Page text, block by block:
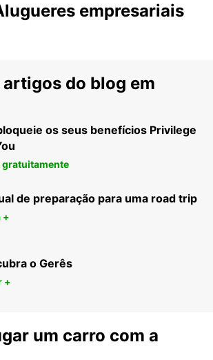
empresariais
artigos do blog em
os seus benefícios Privilege
gratuitamente
de preparação para uma road trip
+
o Gerês
+
um carro com a